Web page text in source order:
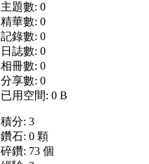
主題數: 0
精華數: 0
記錄數: 0
日誌數: 0
相冊數: 0
分享數: 0
已用空間: 0 B
積分: 3
鑽石: 0 顆
碎鑽: 73 個